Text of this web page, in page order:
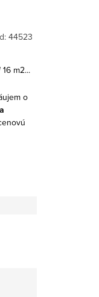
44523
m2...
o